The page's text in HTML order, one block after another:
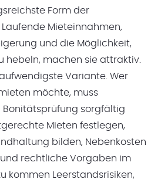
Form der
Mieteinnahmen,
und die Möglichkeit,
hebeln, machen sie attraktiv.
Variante. Wer
möchte, muss
Bonitätsprüfung sorgfältig
Mieten festlegen,
bilden, Nebenkosten
rechtliche Vorgaben im
kommen Leerstandsrisiken,